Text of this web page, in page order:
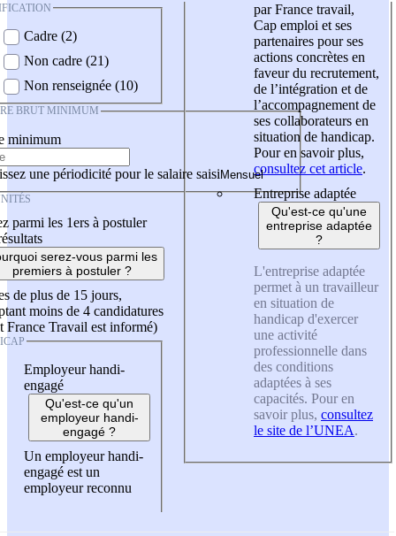
Cadre (2)
Non cadre (21)
Non renseignée (10)
BRUT MINIMUM
minimum
une périodicité pour le salaire saisi
parmi les 1ers à postuler
serez-vous parmi les
premiers à postuler ?
de plus de 15 jours,
moins de 4 candidatures
France Travail est informé)
Employeur handi-
engagé
Qu'est-ce qu'un
employeur handi-
engagé ?
Un employeur handi-
engagé est un
employeur reconnu
par France travail,
Cap emploi et ses
partenaires pour ses
actions concrètes en
faveur du recrutement,
de l’intégration et de
l’accompagnement de
ses collaborateurs en
situation de handicap.
Pour en savoir plus,
consultez cet article.
Entreprise adaptée
Qu'est-ce qu'une
entreprise adaptée
?
L'entreprise adaptée
permet à un travailleur
en situation de
handicap d'exercer
une activité
professionnelle dans
des conditions
adaptées à ses
capacités. Pour en
savoir plus, consultez
le site de l’UNEA.